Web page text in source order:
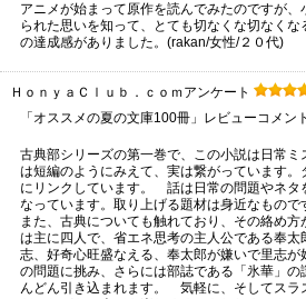
アニメが始まって原作を読んでみたのですが
られた思いを知って、とても切なくな切なく
の達成感がありました。(rakan/女性/２０代)
ＨｏｎｙａＣｌｕｂ．ｃｏｍアンケート
「オススメの夏の文庫100冊」レビューコメント
古典部シリーズの第一巻で、この小説は日常
は短編のようにみえて、実は繋がっています
にリンクしています。 話は日常の問題やネタ
なっています。取り上げる題材は身近なもの
また、古典についても触れており、その絡め
は主に四人で、省エネ思考の主人公である奉
志、好奇心旺盛なえる、奉太郎が嫌いで里志
の問題に挑み、さらには部誌である「氷華」
んどん引き込まれます。 気軽に、そしてスラ